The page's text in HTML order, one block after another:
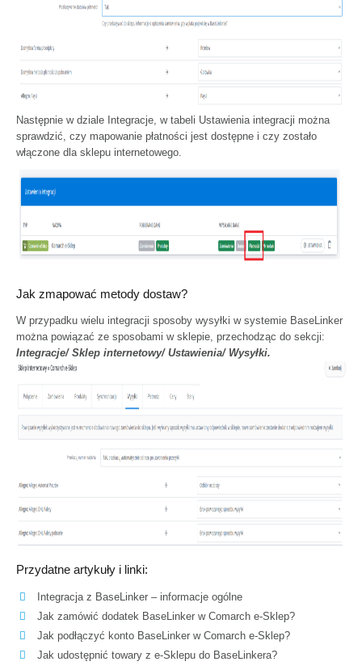
Następnie w dziale Integracje, w tabeli Ustawienia integracji można
sprawdzić, czy mapowanie płatności jest dostępne i czy zostało
włączone dla sklepu internetowego.
Jak zmapować metody dostaw?
W przypadku wielu integracji sposoby wysyłki w systemie BaseLinker
można powiązać ze sposobami w sklepie, przechodząc do sekcji:
Integracje/ Sklep internetowy/ Ustawienia/ Wysyłki.
Przydatne artykuły i linki:
Integracja z BaseLinker – informacje ogólne
Jak zamówić dodatek BaseLinker w Comarch e-Sklep?
Jak podłączyć konto BaseLinker w Comarch e-Sklep?
Jak udostępnić towary z e-Sklepu do BaseLinkera?